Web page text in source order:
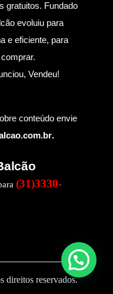
gratuitos. Fundado
evoluiu para
e eficiente, para
Vendeu!
conteúdo envie
.
(31)3330-
direitos reservados.